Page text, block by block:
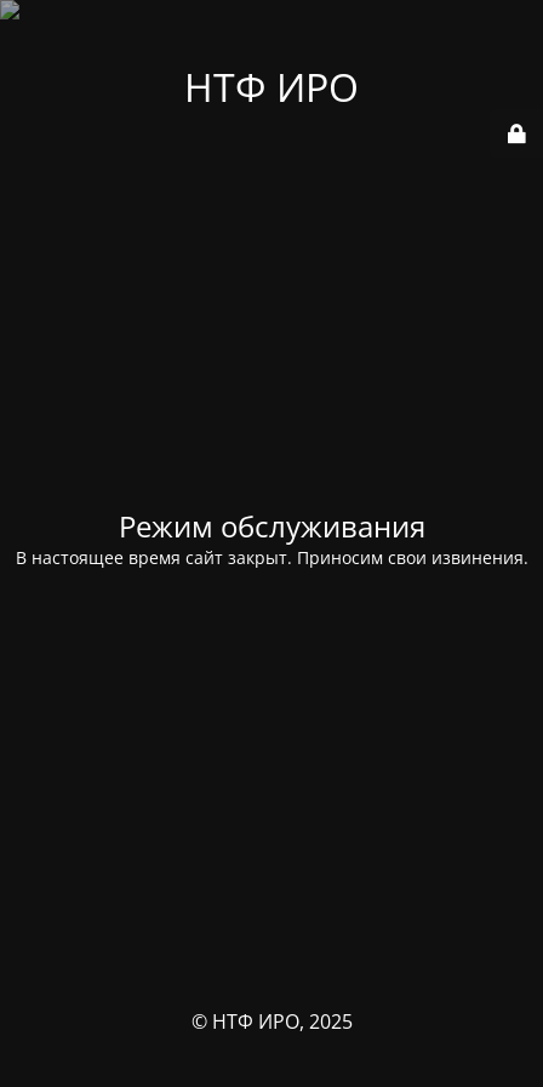
НТФ ИРО
Режим обслуживания
В настоящее время сайт закрыт. Приносим свои извинения.
© НТФ ИРО, 2025